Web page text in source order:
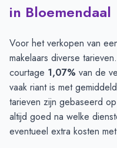
in Bloemendaal
Voor het verkopen van
makelaars diverse
courtage 1,07% van de
vaak riant is met gemiddeld
tarieven zijn gebaseerd
altijd goed na welke
eventueel extra kosten